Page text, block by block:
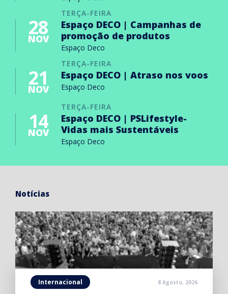
TERÇA-FEIRA
28
NOV
Espaço DECO | Campanhas de
promoção de produtos
Espaço Deco
TERÇA-FEIRA
21
NOV
Espaço DECO | Atraso nos voos
Espaço Deco
TERÇA-FEIRA
14
NOV
Espaço DECO | PSLifestyle-
Vidas mais Sustentáveis
Espaço Deco
Notícias
Internacional 8 Agosto, 2026